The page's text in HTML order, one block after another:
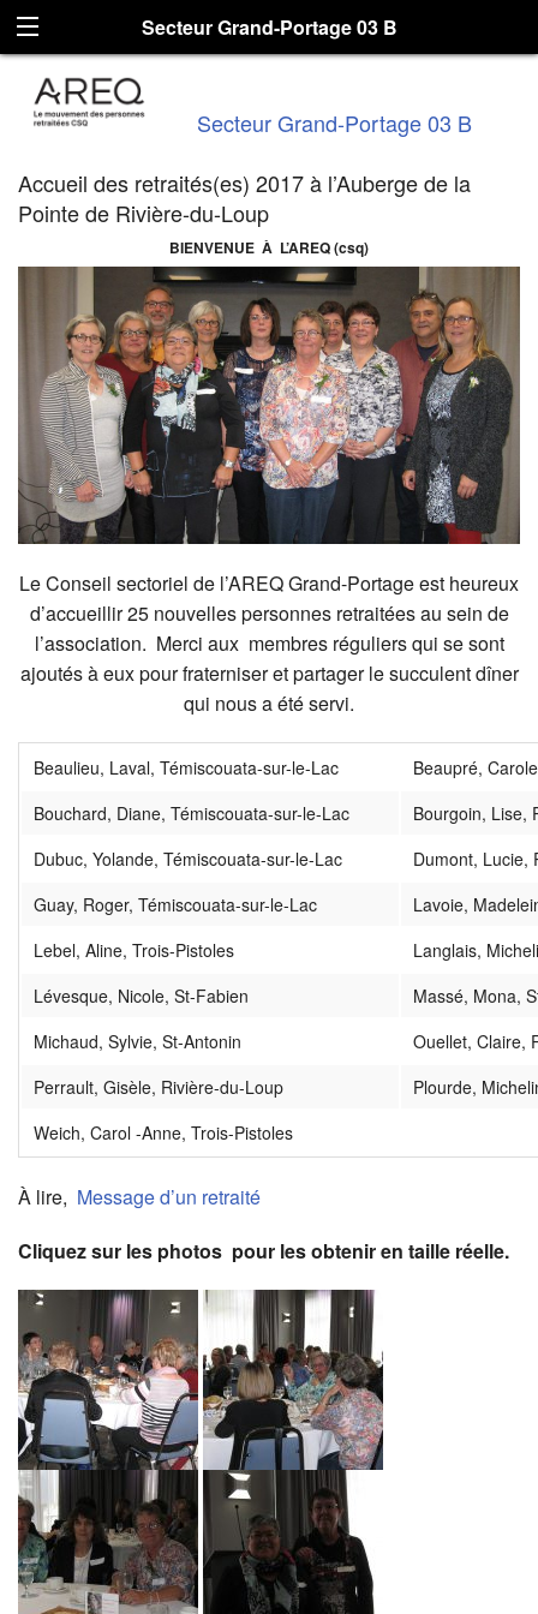
Secteur Grand-Portage 03 B
Secteur Grand-Portage 03 B
Accueil des retraités(es) 2017 à l’Auberge de la
Pointe de Rivière-du-Loup
BIENVENUE À L’AREQ (csq)
Le Conseil sectoriel de l’AREQ Grand-Portage est heureux
d’accueillir 25 nouvelles personnes retraitées au sein de
l’association. Merci aux membres réguliers qui se sont
ajoutés à eux pour fraterniser et partager le succulent dîner
qui nous a été servi.
Beaulieu, Laval, Témiscouata-sur-le-Lac
Beaupré,
Bouchard, Diane, Témiscouata-sur-le-Lac
Bourgoin, Lise,
Dubuc, Yolande, Témiscouata-sur-le-Lac
Dumont, Lucie,
Guay, Roger, Témiscouata-sur-le-Lac
Lavoie,
Lebel, Aline, Trois-Pistoles
Langlais,
Lévesque, Nicole, St-Fabien
Massé, Mona,
Michaud, Sylvie, St-Antonin
Ouellet, Claire,
Perrault, Gisèle, Rivière-du-Loup
Plourde,
Weich, Carol -Anne, Trois-Pistoles
À lire, Message d’un retraité
Cliquez sur les photos pour les obtenir en taille réelle.